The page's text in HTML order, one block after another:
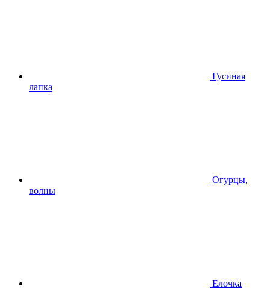
Гусиная
лапка
Огурцы,
волны
Елочка